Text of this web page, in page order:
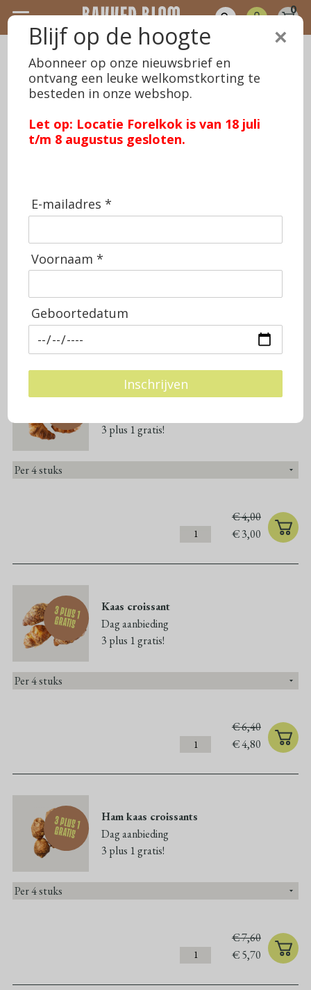
0
Home HARD KLEIN BROOD
Maandag t/m vrijdag vóór 13:00
uur besteld = morgenochtend op
te halen in één van onze winkels
CAKE EN KOEK SPECIALITEITEN
GROOT BROOD HARD KLEIN
3 plus 1
Croissant
3 plus 1 gratis!
€4,00
€3,00
3 plus 1
gratis
Kaas croissant
Dag aanbieding
3 plus 1 gratis!
€6,40
€4,80
3 plus 1
gratis
Ham kaas croissants
Dag aanbieding
3 plus 1 gratis!
€7,60
€5,70
×
Blijf op de hoogte
Abonneer op onze nieuwsbrief en
ontvang een leuke welkomstkorting te
besteden in onze webshop.
Let op: Locatie Forelkok is van 18 juli
t/m 8 augustus gesloten.
E-mailadres *
Voornaam *
Geboortedatum
Inschrijven